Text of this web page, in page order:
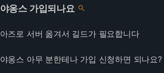
야옹스 가입되나요 
아즈로 서버 옮겨서 길드가 필요합니다
야옹스 아무 분한테나 가입 신청하면 되나요?